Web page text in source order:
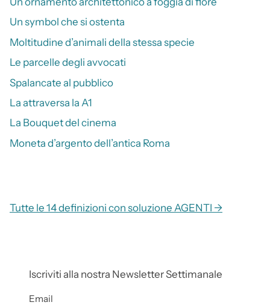
Un symbol che si ostenta
Moltitudine d’animali della stessa specie
Le parcelle degli avvocati
Spalancate al pubblico
La attraversa la A1
La Bouquet del cinema
Moneta d’argento dell’antica Roma
Tutte le 14 definizioni con soluzione AGENTI →
Iscriviti alla nostra Newsletter Settimanale
Email